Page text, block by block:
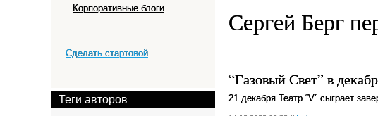
Корпоративные блоги
Сделать стартовой
Теги авторов
Сергей Берг
“Газовый Свет” в
21 декабря Театр “V” сыграет